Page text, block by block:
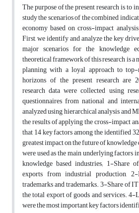
The purpose of the present research is to
study the scenarios of the combined
economy based on cross-impact
First, we identify and analyze the key
major scenarios for the knowledge
theoretical framework of this research is
planning with a loyal approach to
horizons of the present research are
research data were collected using
questionnaires from national and
analyzed using hierarchical analysis and
the results of applying the cross-impact
that 14 key factors among the identified
greatest impact on the future of
were used as the main underlying factors
knowledge based industries; 1-Share
exports from industrial production,
trademarks and trademarks. 3-Share of
the total export of goods and services. 4-
were the most important key factors